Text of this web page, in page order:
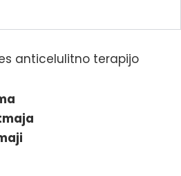
anticelulitno terapijo